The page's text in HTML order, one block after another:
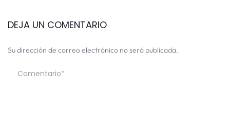
DEJA UN COMENTARIO
Su dirección de correo electrónico no será publicada.